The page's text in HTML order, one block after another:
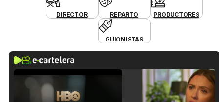
DIRECTOR REPARTO PRODUCTORES
GUIONISTAS